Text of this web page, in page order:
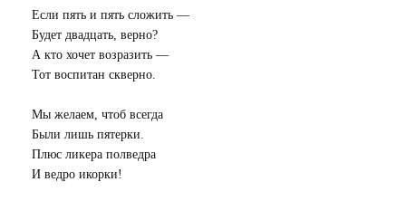
Если пять и пять сложить —
Будет двадцать, верно?
А кто хочет возразить —
Тот воспитан скверно.
Мы желаем, чтоб всегда
Были лишь пятерки.
Плюс ликера полведра
И ведро икорки!